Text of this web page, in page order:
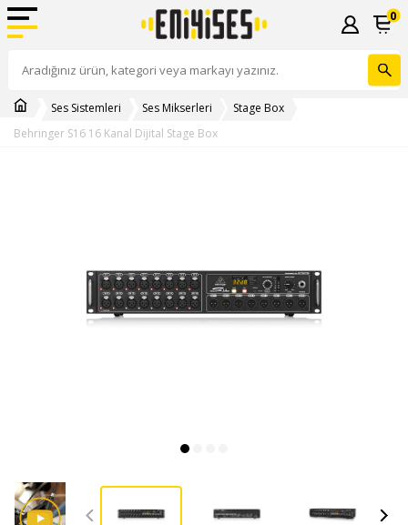
0
Ses Sistemleri Ses Mikserleri
Stage Box
Behringer S16 16 Kanal Dijital Stage Box